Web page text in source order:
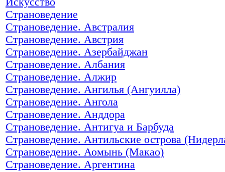
Страноведение
Страноведение. Австралия
Страноведение. Австрия
Страноведение. Азербайджан
Страноведение. Албания
Страноведение. Алжир
Страноведение. Ангилья (Ангуилла)
Страноведение. Ангола
Страноведение. Анддора
Страноведение. Антигуа и Барбуда
Страноведение. Антильские острова
Страноведение. Аомынь (Макао)
Страноведение. Аргентина